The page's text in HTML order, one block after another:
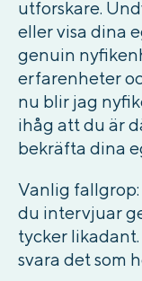
utforskare.
eller visa dina
genuin
erfarenheter
nu blir jag
ihåg att du är
bekräfta dina
Vanlig fallgrop:
du intervjuar
tycker
svara det som